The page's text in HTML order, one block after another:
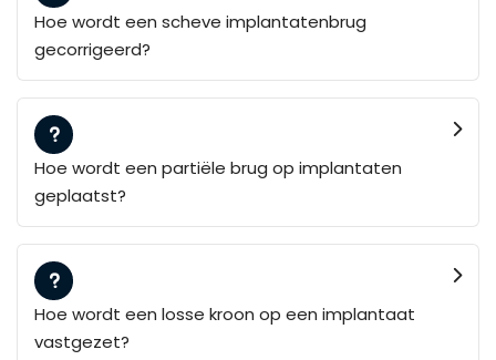
Hoe wordt een scheve implantatenbrug
gecorrigeerd?
Hoe wordt een partiële brug op implantaten
geplaatst?
Hoe wordt een losse kroon op een implantaat
vastgezet?